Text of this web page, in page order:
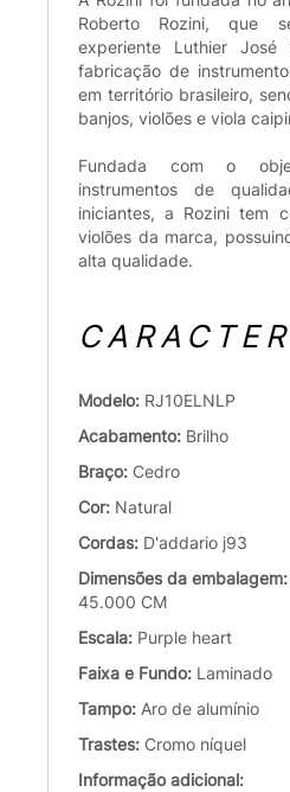
Roberto Rozini, que
experiente Luthier José
fabricação de
em território brasileiro,
banjos, violões e viola
Fundada com o
instrumentos de
iniciantes, a Rozini tem
violões da marca,
alta qualidade.
Modelo: RJ10ELNLP
Acabamento: Brilho
Braço: Cedro
Cor: Natural
Cordas: D'addario j93
Dimensões da embalagem:
45.000 CM
Escala: Purple heart
Faixa e Fundo: Laminado
Tampo: Aro de alumínio
Trastes: Cromo níquel
Informação adicional: